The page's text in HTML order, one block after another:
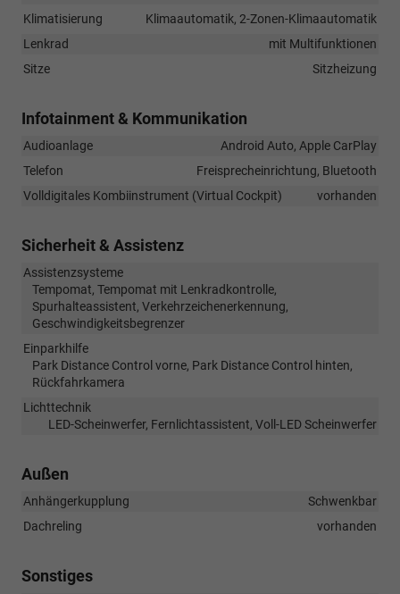
Klimatisierung
Klimaautomatik, 2-Zonen-Klimaautomatik
Lenkrad
mit Multifunktionen
Sitze
Sitzheizung
Infotainment & Kommunikation
Audioanlage
Android Auto, Apple CarPlay
Telefon
Freisprecheinrichtung, Bluetooth
Volldigitales Kombiinstrument (Virtual Cockpit)
vorhanden
Sicherheit & Assistenz
Assistenzsysteme
Tempomat, Tempomat mit Lenkradkontrolle,
Spurhalteassistent, Verkehrzeichenerkennung,
Geschwindigkeitsbegrenzer
Einparkhilfe
Park Distance Control vorne, Park Distance Control hinten,
Rückfahrkamera
Lichttechnik
LED-Scheinwerfer, Fernlichtassistent, Voll-LED Scheinwerfer
Außen
Anhängerkupplung
Schwenkbar
Dachreling
vorhanden
Sonstiges